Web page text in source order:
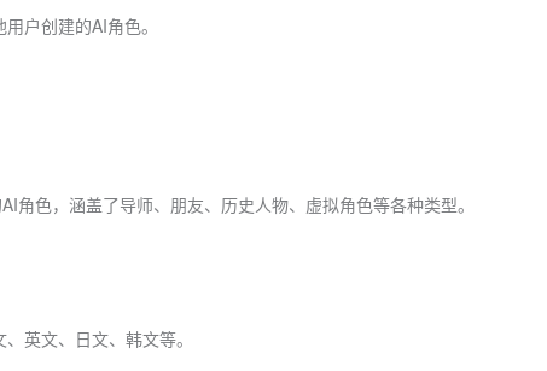
户创建的AI角色。
角色，涵盖了导师、朋友、历史人物、虚拟角色等各种类型。
英文、日文、韩文等。